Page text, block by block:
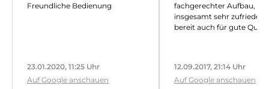
Freundliche Bedienung
23.01.2020, 11:25 Uhr
Auf Google anschauen
fachgerechter Aufbau,
insgesamt sehr zufrieden,
bereit auch für gute
12.09.2017, 21:14 Uhr
Auf Google anschauen